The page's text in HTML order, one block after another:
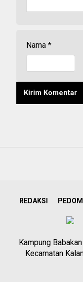
Nama *
REDAKSI
Kampung
Kecamatan